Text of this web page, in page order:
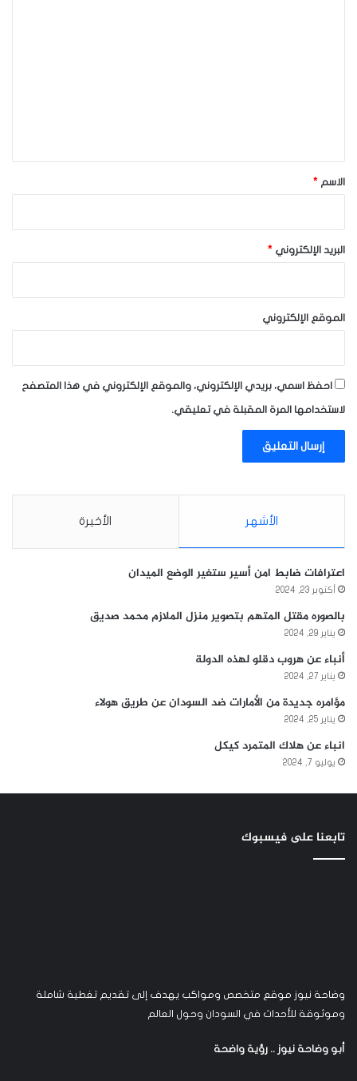
*الاسم *
البريد الإلكتروني *
الموقع الإلكتروني
احفظ اسمي، بريدي الإلكتروني، والموقع الإلكتروني في هذا المتصفح
لاستخدامها المرة المقبلة في تعليقي.
الأشهر الأخيرة
اعترافات ضابط امن أسير ستغير الوضع الميدان
أكتوبر 23, 2024
بالصوره مقتل المتهم بتصوير منزل الملازم محمد صديق
يناير 29, 2024
أنباء عن هروب دقلو لهذه الدولة
يناير 27, 2024
مؤامره جديدة من الأمارات ضد السودان عن طريق هولاء
يناير 25, 2024
انباء عن هلاك المتمرد كيكل
يوليو 7, 2024
تابعنا على فيسبوك
وضاحة نيوز موقع متخصص ومواكب يهدف إلى تقديم تغطية شاملة
وموثوقة للأحداث في السودان وحول العالم
أبو وضاحة نيوز .. رؤية واضحة